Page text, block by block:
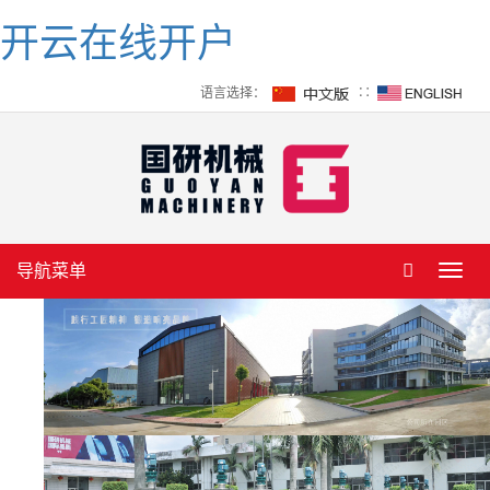
开云在线开户
语言选择： ∷
导航菜单